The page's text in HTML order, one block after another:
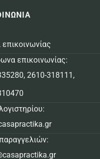
επικοινωνίας:
, 2610-318111 ,